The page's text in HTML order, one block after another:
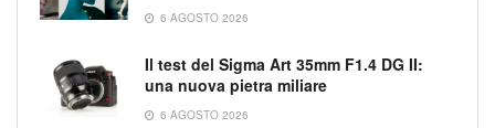
6 AGOSTO 2026
Il test del Sigma Art 35mm F1.4 DG II:
una nuova pietra miliare
6 AGOSTO 2026